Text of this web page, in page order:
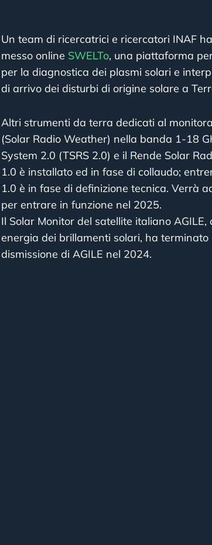
Un team di ricercatrici e ricercatori INAF
messo online SWELTo, una piattaforma
per la diagnostica dei plasmi solari e
di arrivo dei disturbi di origine solare a
Altri strumenti da terra dedicati al
(Solar Radio Weather) nella banda 1-18
System 2.0 (TSRS 2.0) e il Rende Solar
1.0 è installato ed in fase di collaudo;
1.0 è in fase di definizione tecnica. Verrà
per entrare in funzione nel 2025.
Il Solar Monitor del satellite italiano
energia dei brillamenti solari, ha
dismissione di AGILE nel 2024.